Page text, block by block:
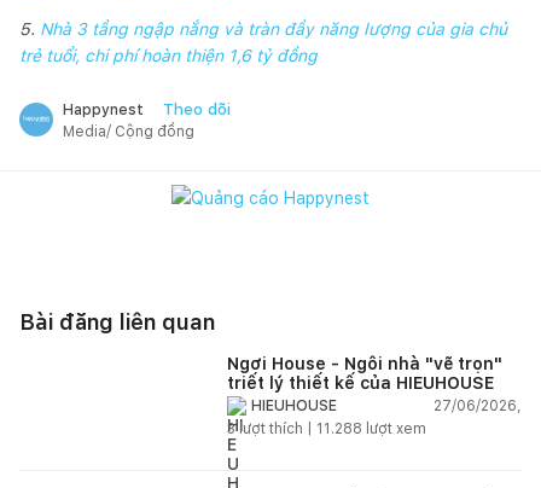
5. Nhà 3 tầng ngập nắng và tràn đầy năng lượng của gia chủ
trẻ tuổi, chi phí hoàn thiện 1,6 tỷ đồng
Happynest Theo dõi
Media/ Cộng đồng
Bài đăng liên quan
Ngơi House - Ngôi nhà "vẽ trọn"
triết lý thiết kế của HIEUHOUSE
HIEUHOUSE
27/06/2026,
3lượt thích | 11.288 lượt xem